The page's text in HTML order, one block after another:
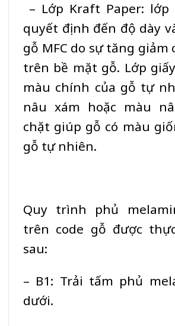
– Lớp Kraft Paper:
quyết định đến độ dày
gỗ MFC do sự tăng giảm
trên bề mặt gỗ. Lớp
màu chính của gỗ tự
nâu xám hoặc màu
chặt giúp gỗ có màu
gỗ tự nhiên.
Quy trình phủ
trên code gỗ được
sau:
– B1: Trải tấm phủ
dưới.